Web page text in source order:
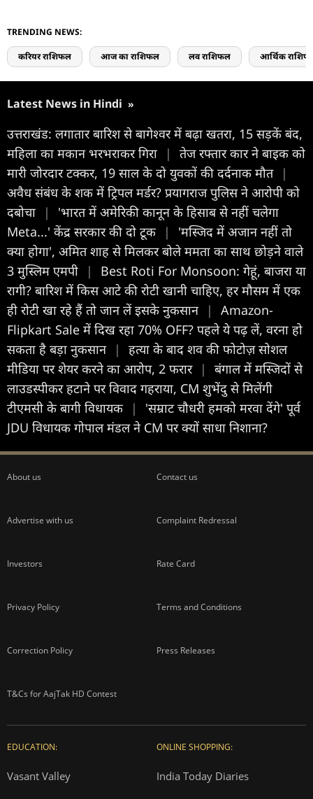
TRENDING NEWS:
करियर राशिफल आज का राशिफल लव राशिफल आर्थिक
Latest News in Hindi »
उत्तराखंड: लगातार बारिश से बागेश्वर में बढ़ा खतरा, 15 सड़कें बंद,
महिला का मकान भरभराकर गिरा
|
तेज रफ्तार कार ने बाइक को
मारी जोरदार टक्कर, 19 साल के दो युवकों की दर्दनाक मौत |
अवैध संबंध के शक में ट्रिपल मर्डर? प्रयागराज पुलिस ने आरोपी को
दबोचा
|
'भारत में अमेरिकी कानून के हिसाब से नहीं चलेगा
Meta...' केंद्र सरकार की दो टूक
|
'मस्जिद में अजान नहीं तो
क्या होगा', अमित शाह से मिलकर बोले ममता का साथ छोड़ने वाले
3 मुस्लिम एमपी
|
Best Roti For Monsoon: गेहूं, बाजरा या
रागी? बारिश में किस आटे की रोटी खानी चाहिए, हर मौसम में एक
ही रोटी खा रहे हैं तो जान लें इसके नुकसान |
Amazon-
Flipkart Sale में दिख रहा 70% OFF? पहले ये पढ़ लें, वरना हो
सकता है बड़ा नुकसान |
हत्या के बाद शव की फोटोज़ सोशल
मीडिया पर शेयर करने का आरोप, 2 फरार |
बंगाल में मस्जिदों से
लाउडस्पीकर हटाने पर विवाद गहराया, CM शुभेंदु से मिलेंगी
टीएमसी के बागी विधायक
|
'सम्राट चौधरी हमको मरवा देंगे' पूर्व
JDU विधायक गोपाल मंडल ने CM पर क्यों साधा निशाना?
About us Contact us
Advertise with us Complaint Redressal
Investors Rate Card
Privacy Policy Terms and Conditions
Correction Policy Press Releases
T&Cs for AajTak HD Contest
EDUCATION:
Vasant Valley
ONLINE SHOPPING:
India Today Diaries